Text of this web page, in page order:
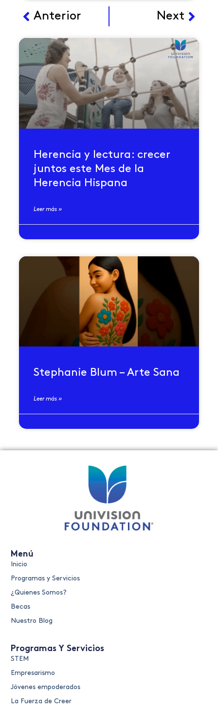
AntAnterior Next
Herencia y lectura: crecer
juntos este Mes de la
Herencia Hispana
Leer más »
Stephanie Blum – Arte Sana
Leer más »
Programas Y Servicios
STEM
Empresarismo
Jóvenes empoderados
La Fuerza de Creer
Menú
Inicio
Programas y Servicios
¿Quienes Somos?
Becas
Nuestro Blog